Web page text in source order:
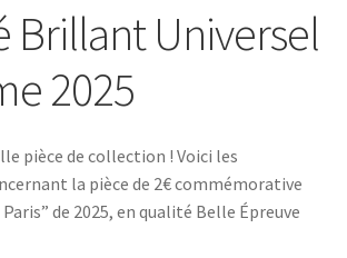
Brillant Universel
2025
pièce de collection ! Voici les
la pièce de 2€ commémorative
de 2025, en qualité Belle Épreuve